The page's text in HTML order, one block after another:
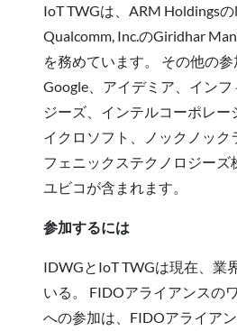
IoT TWGは、ARM Holdings
Qualcomm, Inc.のGiridhar
を務めています。 その他の参
Google、アイデミア、インフ
ジーズ、インテルコーポレー
イクロソフト、ノックノック
フェニックステクノロジーズ
ユビコが含まれます。
参加するには
IDWGとIoT TWGは現在、業
いる。 FIDOアライアンスの
への参加は、FIDOアライア